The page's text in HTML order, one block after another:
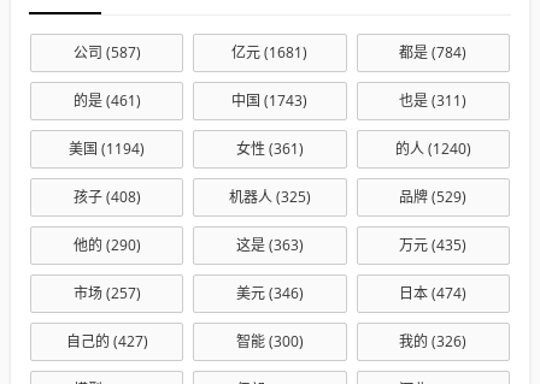
公司 (587) 亿元(1681) 都是(784)
的是(461) 中国 (1743) 也是(311)
美国 (1194) 女性 (361) 的人(1240)
孩子(408) 机器人(325) 品牌(529)
他的 (290) 这是(363) 万元(435)
市场(257) 美元(346) 日本(474)
自己的 (427) 智能(300) 我的 (326)